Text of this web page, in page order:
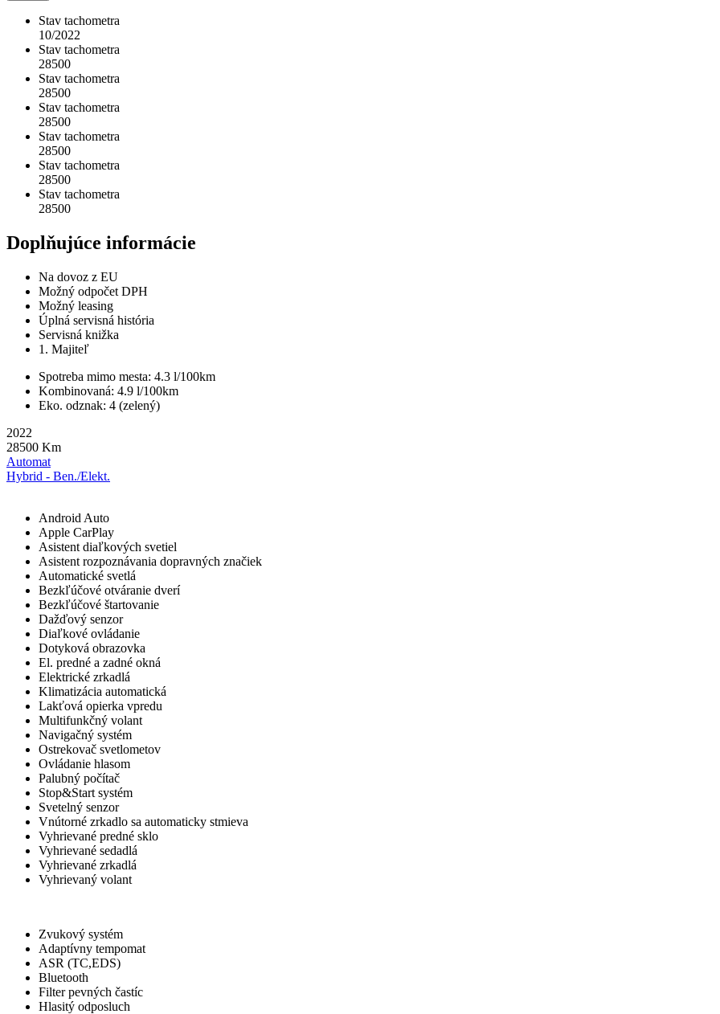
Stav tachometra
10/2022
Stav tachometra
28500
Stav tachometra
28500
Stav tachometra
28500
Stav tachometra
28500
Stav tachometra
28500
Stav tachometra
28500
Doplňujúce informácie
Na dovoz z EU
Možný odpočet DPH
Možný leasing
Úplná servisná história
Servisná knižka
1. Majiteľ
Spotreba mimo mesta: 4.3 l/100km
Kombinovaná: 4.9 l/100km
Eko. odznak: 4 (zelený)
2022
28500 Km
Automat
Hybrid - Ben./Elekt.
Android Auto
Apple CarPlay
Asistent diaľkových svetiel
Asistent rozpoznávania dopravných značiek
Automatické svetlá
Bezkľúčové otváranie dverí
Bezkľúčové štartovanie
Dažďový senzor
Diaľkové ovládanie
Dotyková obrazovka
El. predné a zadné okná
Elektrické zrkadlá
Klimatizácia automatická
Lakťová opierka vpredu
Multifunkčný volant
Navigačný systém
Ostrekovač svetlometov
Ovládanie hlasom
Palubný počítač
Stop&Start systém
Svetelný senzor
Vnútorné zrkadlo sa automaticky stmieva
Vyhrievané predné sklo
Vyhrievané sedadlá
Vyhrievané zrkadlá
Vyhrievaný volant
Zvukový systém
Adaptívny tempomat
ASR (TC,EDS)
Bluetooth
Filter pevných častíc
Hlasitý odposluch